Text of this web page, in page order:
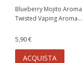
Blueberry Mojito Aroma
Twisted Vaping Aroma...
5,90 €
ACQUISTA